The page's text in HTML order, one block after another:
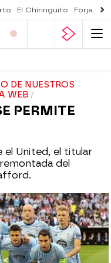
El Chiringuito Forjado
DE NUESTROS
WEB
PERMITE
el United, el titular
del